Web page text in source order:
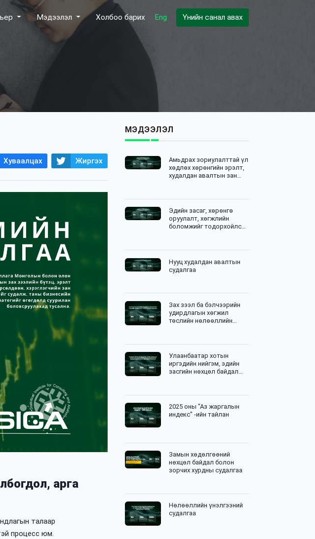
Мэдээлэл Холбоо барих Eng Үнийн санал авах
Хуваалцах Жиргэх
арга
талаар
процесс юм.
МЭДЭЭЛЭЛ
Амьдрах зориулалттай үл
хөдлөх хөрөнгийн эрэлт,
худалдан авалтын зан
Эдийн засаг, хөрөнгө
оруулалт, хөгжлийн
боломжийг тодорхойлсон
Нууц худалдан авалтын
судалгаа
Зах зээл ба бэлчээрийн
удирдлагын хөгжил
төслийн нөлөөллийн
Улаанбаатар хотын
иргэдийн нийгэм, эдийн
засгийн нөхцөл байдал
тодорхойлоход
шаардлагатай мэдээлэл
цуглуулалтын зөвлөх
үйлчилгээ
2025 оны "Аз жаргалын
индекс" -ийн тайлан
Замын хөдөлгөөний
нөхцөл байдал болон
зорчих хурдны судалгаа
Нөлөөллийн үнэлгээний
судалгаа